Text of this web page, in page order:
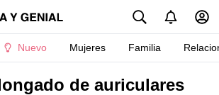
Nuevo Mujeres Familia
de auriculares